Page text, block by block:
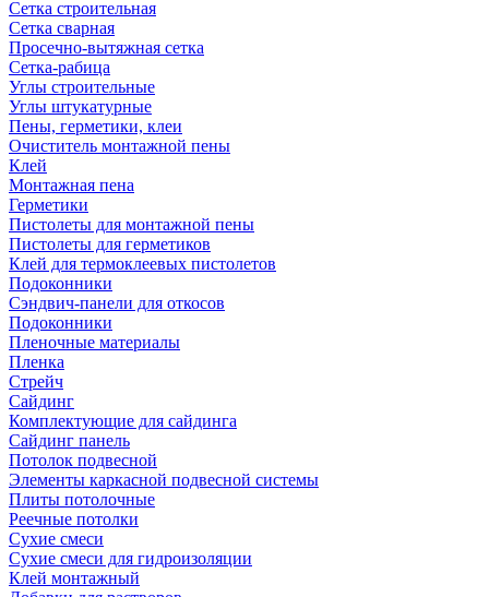
Сетка строительная
Сетка сварная
Просечно-вытяжная сетка
Сетка-рабица
Углы строительные
Углы штукатурные
Пены, герметики, клеи
Очиститель монтажной пены
Клей
Монтажная пена
Герметики
Пистолеты для монтажной пены
Пистолеты для герметиков
Клей для термоклеевых пистолетов
Подоконники
Сэндвич-панели для откосов
Подоконники
Пленочные материалы
Пленка
Стрейч
Сайдинг
Комплектующие для сайдинга
Сайдинг панель
Потолок подвесной
Элементы каркасной подвесной системы
Плиты потолочные
Реечные потолки
Сухие смеси
Сухие смеси для гидроизоляции
Клей монтажный